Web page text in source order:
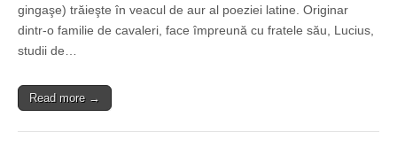
gingaşe) trăieşte în veacul de aur al poeziei latine. Originar
dintr-o familie de cavaleri, face împreună cu fratele său, Lucius,
studii de…
Read more →